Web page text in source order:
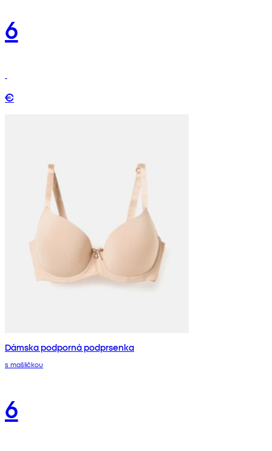
6
€
Dámska podporná podprsenka
s mašličkou
6